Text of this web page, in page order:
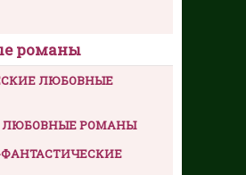
романы
ЛЮБОВНЫЕ
ЛЮБОВНЫЕ РОМАНЫ